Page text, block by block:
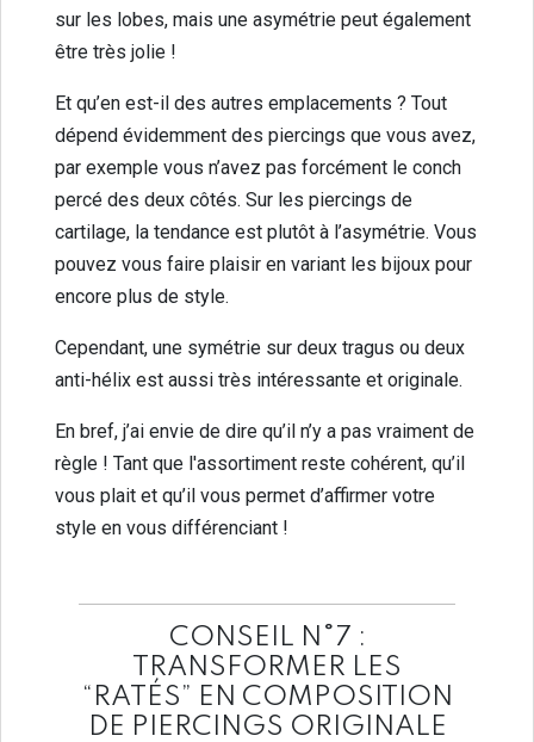
sur les lobes, mais une asymétrie peut également
être très jolie !
Et qu’en est-il des autres emplacements ? Tout
dépend évidemment des piercings que vous avez,
par exemple vous n’avez pas forcément le conch
percé des deux côtés. Sur les piercings de
cartilage, la tendance est plutôt à l’asymétrie. Vous
pouvez vous faire plaisir en variant les bijoux pour
encore plus de style.
Cependant, une symétrie sur deux tragus ou deux
anti-hélix est aussi très intéressante et originale.
En bref, j’ai envie de dire qu’il n’y a pas vraiment de
règle ! Tant que l'assortiment reste cohérent, qu’il
vous plait et qu’il vous permet d’affirmer votre
style en vous différenciant !
CONSEIL N°7 :
TRANSFORMER LES
“RATÉS” EN COMPOSITION
DE PIERCINGS ORIGINALE